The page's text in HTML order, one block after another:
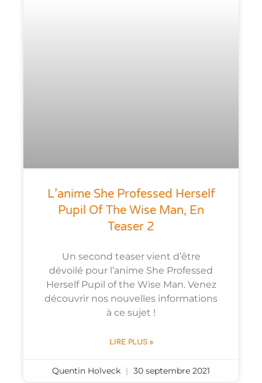
L’anime She Professed Herself
Pupil Of The Wise Man, En
Teaser 2
Un second teaser vient d’être
dévoilé pour l’anime She Professed
Herself Pupil of the Wise Man. Venez
découvrir nos nouvelles informations
à ce sujet !
LIRE PLUS »
Quentin Holveck 30 septembre 2021